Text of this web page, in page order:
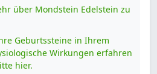
über Mondstein Edelstein zu
Geburtssteine in Ihrem
Wirkungen erfahren
hier.